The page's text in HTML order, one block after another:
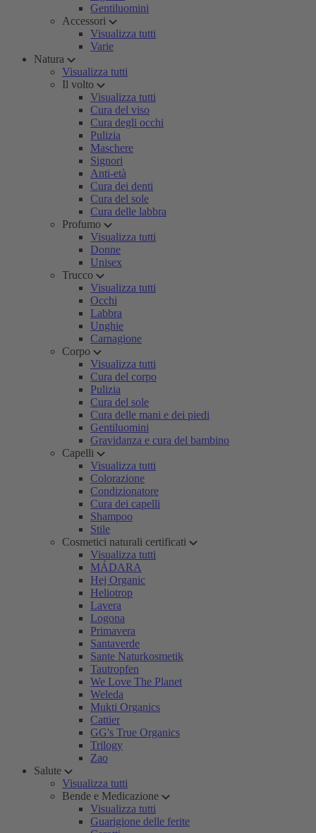
Gentiluomini
Accessori
Visualizza tutti
Varie
Natura
Visualizza tutti
Il volto
Visualizza tutti
Cura del viso
Cura degli occhi
Pulizia
Maschere
Signori
Anti-età
Cura dei denti
Cura del sole
Cura delle labbra
Profumo
Visualizza tutti
Donne
Unisex
Trucco
Visualizza tutti
Occhi
Labbra
Unghie
Carnagione
Corpo
Visualizza tutti
Cura del corpo
Pulizia
Cura del sole
Cura delle mani e dei piedi
Gentiluomini
Gravidanza e cura del bambino
Capelli
Visualizza tutti
Colorazione
Condizionatore
Cura dei capelli
Shampoo
Stile
Cosmetici naturali certificati
Visualizza tutti
MÁDARA
Hej Organic
Heliotrop
Lavera
Logona
Primavera
Santaverde
Sante Naturkosmetik
Tautropfen
We Love The Planet
Weleda
Mukti Organics
Cattier
GG's True Organics
Trilogy
Zao
Salute
Visualizza tutti
Bende e Medicazione
Visualizza tutti
Guarigione delle ferite